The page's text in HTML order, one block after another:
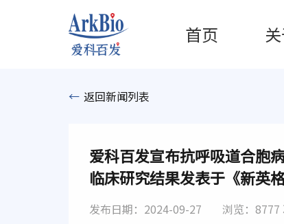
首页
← 返回新闻列表
爱科百发宣布抗呼吸道合胞
临床研究结果发表于《新英
发布日期：2024-09-27 浏览：8777